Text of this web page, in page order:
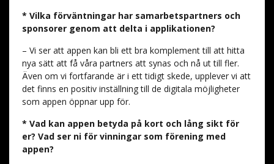
* Vilka förväntningar har samarbetspartners och
sponsorer genom att delta i applikationen?
– Vi ser att appen kan bli ett bra komplement till att hitta
nya sätt att få våra partners att synas och nå ut till fler.
Även om vi fortfarande är i ett tidigt skede, upplever vi att
det finns en positiv inställning till de digitala möjligheter
som appen öppnar upp för.
* Vad kan appen betyda på kort och lång sikt för
er? Vad ser ni för vinningar som förening med
appen?